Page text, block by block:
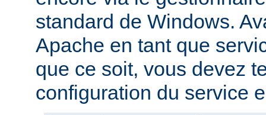
standard de Windows.
Apache en tant que
que ce soit, vous devez
configuration du service